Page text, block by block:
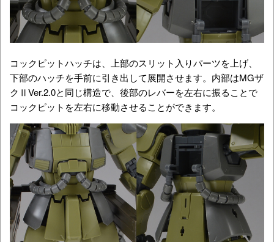
コックピットハッチは、上部のスリット入りパーツを上げ、
下部のハッチを手前に引き出して展開させます。内部はMGザ
クⅡVer.2.0と同じ構造で、後部のレバーを左右に振ることで
コックピットを左右に移動させることができます。